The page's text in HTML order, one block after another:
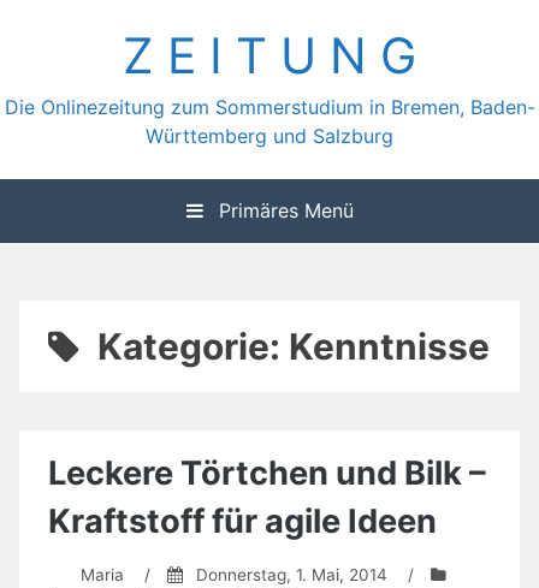
Z E I T U N G
Die Onlinezeitung zum Sommerstudium in Bremen, Baden-
Württemberg und Salzburg
Primäres Menü
Kategorie: Kenntnisse
Leckere Törtchen und Bilk –
Kraftstoff für agile Ideen
Maria / Donnerstag, 1. Mai, 2014
/